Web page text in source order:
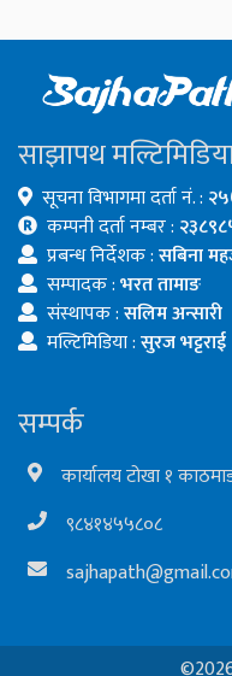
साझापथ
सूचना विभागमा दर्ता नं. :
कम्पनी दर्ता नम्बर :
प्रबन्ध निर्देशक :सबिना
सम्पादक :भरत तामाङ
संस्थापक :सलिम अन्सारी
मल्टिमिडिया :सुरज भट्टराई
सम्पर्क
कार्यालय टोखा १
९८४१४५५८०८